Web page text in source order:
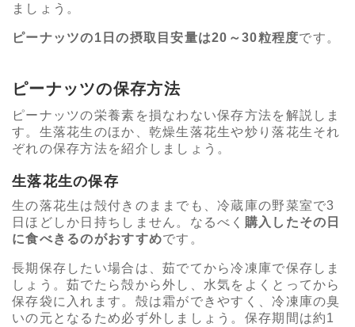
ましょう。
ピーナッツの1日の摂取目安量は20～30粒程度です。
ピーナッツの保存方法
ピーナッツの栄養素を損なわない保存方法を解説しま
す。生落花生のほか、乾燥生落花生や炒り落花生それ
ぞれの保存方法を紹介しましょう。
生落花生の保存
生の落花生は殻付きのままでも、冷蔵庫の野菜室で3
日ほどしか日持ちしません。なるべく 購入したその日
に食べきるのがおすすめです。
長期保存したい場合は、茹でてから冷凍庫で保存しま
しょう。茹でたら殻から外し、水気をよくとってから
保存袋に入れます。殻は霜ができやすく、冷凍庫の臭
いの元となるため必ず外しましょう。保存期間は約1